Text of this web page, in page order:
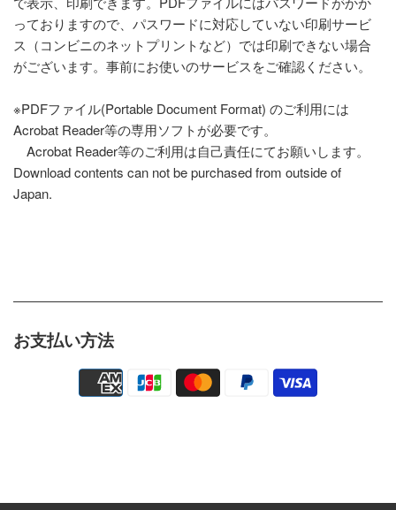
っておりますので、パスワードに対応していない印刷サービ
ス（コンビニのネットプリントなど）では印刷できない場合
がございます。事前にお使いのサービスをご確認ください。
※PDFファイル(Portable Document Format) のご利用には
Acrobat Reader等の専用ソフトが必要です。
Acrobat Reader等のご利用は自己責任にてお願いします。
Download contents can not be purchased from outside of
Japan.
お支払い方法